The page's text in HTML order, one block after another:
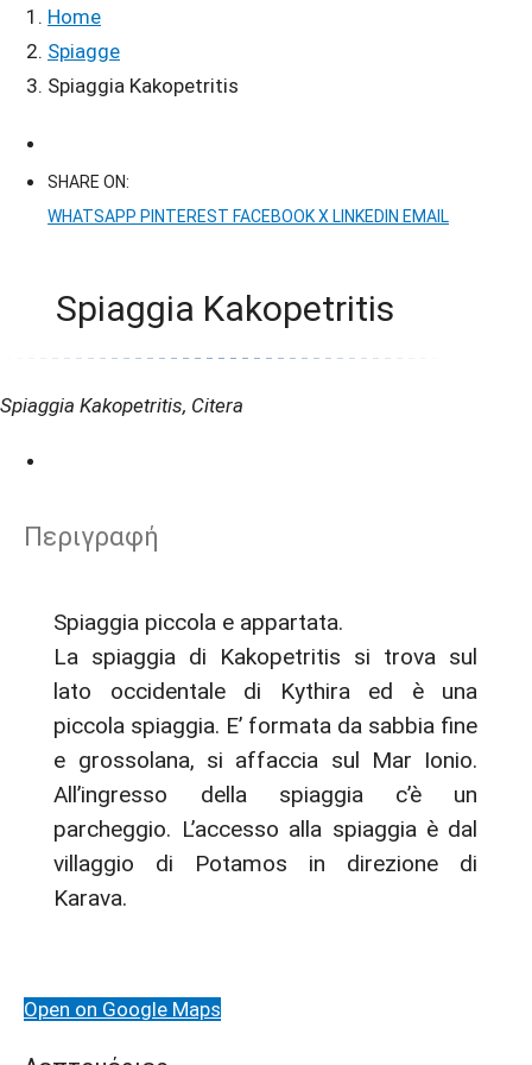
Home
Spiagge
Spiaggia Kakopetritis
SHARE ON:
WHATSAPP PINTEREST FACEBOOKX LINKEDIN EMAIL
Spiaggia Kakopetritis
Spiaggia Kakopetritis, Citera
Περιγραφή
Spiaggia piccola e appartata.
La spiaggia di Kakopetritis si trova sul
lato occidentale di Kythira ed è una
piccola spiaggia. E’ formata da sabbia fine
e grossolana, si affaccia sul Mar Ionio.
All’ingresso della spiaggia c’è un
parcheggio. L’accesso alla spiaggia è dal
villaggio di Potamos in direzione di
Karava.
Open on Google Maps